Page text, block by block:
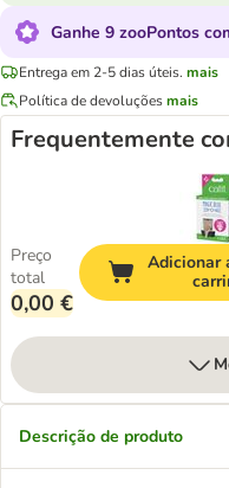
Ganhe 9 zooPontos
Entrega em 2-5 dias úteis. mais
Política de devoluçõesmais
Frequentemente
Preço
total
0,00 €
Adicionar
Descrição de produto